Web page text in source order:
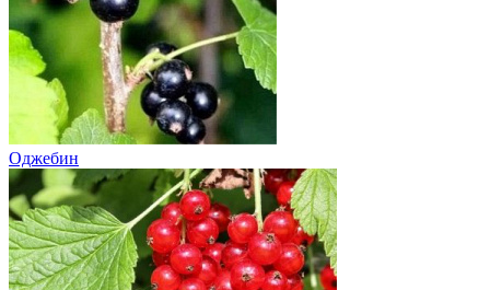
Оджебин